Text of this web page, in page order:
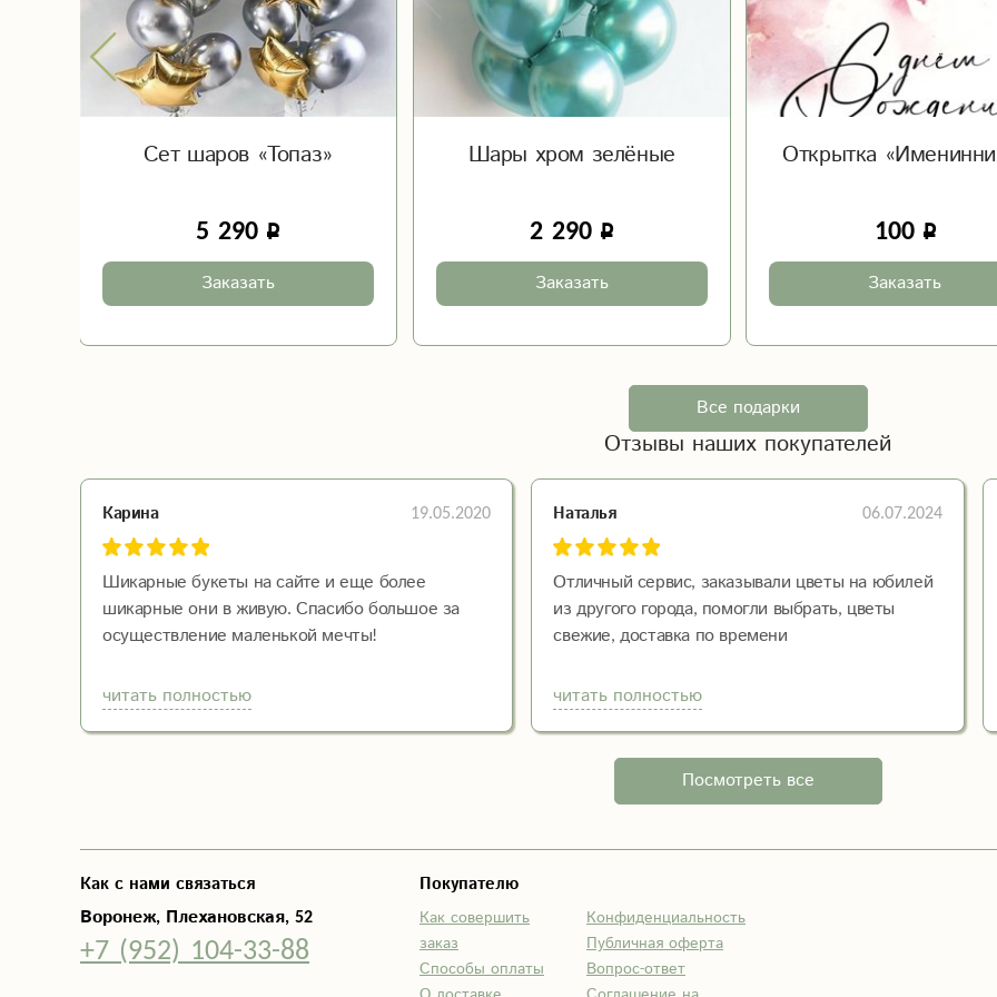
Сет шаров «Топаз»
5 290
Заказать
Шары хром зелёные
2 290
Заказать
Открытка
100
Заказать
Все подарки
Отзывы наших покупателей
Карина 19.05.2020
Шикарные букеты на сайте и еще более
шикарные они в живую. Спасибо большое за
осуществление маленькой мечты!
читать полностью
Наталья 06.07.2024
Отличный сервис, заказывали цветы на юбилей
из другого города, помогли выбрать, цветы
свежие, доставка по времени
читать полностью
Посмотреть все
Как с нами связаться
Воронеж, Плехановская, 52
+7 (952) 104-33-88
Покупателю
Как совершить
заказ
Способы оплаты
Конфиденциальность
Публичная оферта
Вопрос-ответ